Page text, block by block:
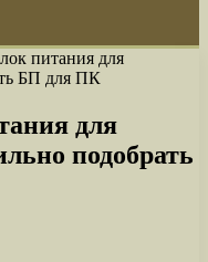
питания для
БП для ПК
для
подобрать